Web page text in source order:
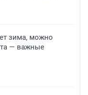
зима, можно
— важные